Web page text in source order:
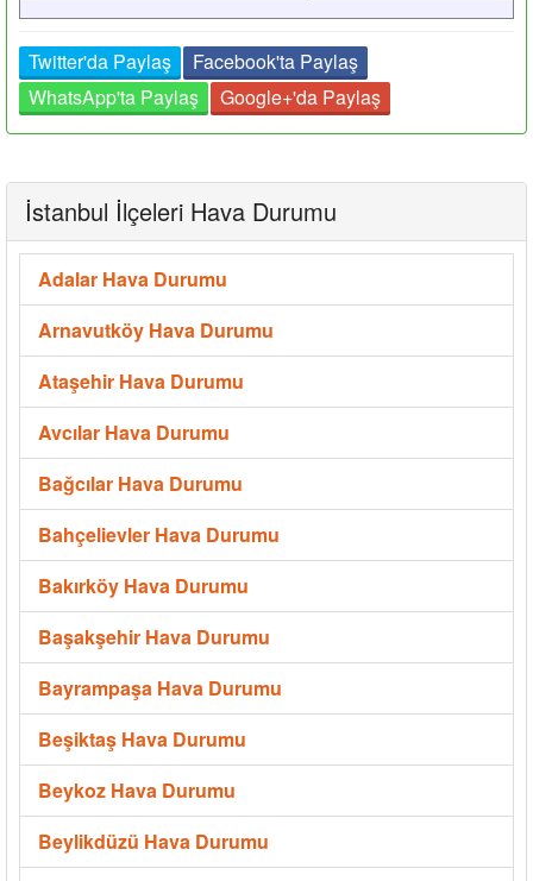
Twitter'da Paylaş
Facebook'ta Paylaş
WhatsApp'ta Paylaş
Google+'da Paylaş
İstanbul İlçeleri Hava Durumu
Adalar Hava Durumu
Arnavutköy Hava Durumu
Ataşehir Hava Durumu
Avcılar Hava Durumu
Bağcılar Hava Durumu
Bahçelievler Hava Durumu
Bakırköy Hava Durumu
Başakşehir Hava Durumu
Bayrampaşa Hava Durumu
Beşiktaş Hava Durumu
Beykoz Hava Durumu
Beylikdüzü Hava Durumu